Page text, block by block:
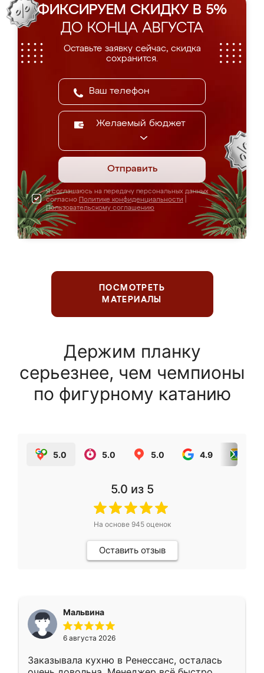
ФИКСИРУЕМ СКИДКУ В 5%
ДО КОНЦА АВГУСТА
Оставьте заявку сейчас, скидка
сохранится.
Желаемый бюджет
Отправить
Я соглашаюсь на передачу персональных данных
согласно Политике конфиденциальности
Пользовательскому соглашению
ПОСМОТРЕТЬ
МАТЕРИАЛЫ
Держим планку
серьезнее, чем чемпионы
по фигурному катанию
5.0 5.0 5.0 4.9
5.0 из 5
На основе 945оценок
Оставить отзыв
Мальвина
6 августа 2026
Заказывала кухню в Ренессанс, осталась